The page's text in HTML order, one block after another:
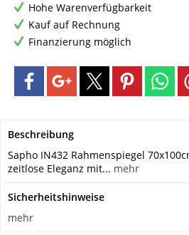
Hohe Warenverfügbarkeit
Kauf auf Rechnung
Finanzierung möglich
Beschreibung
Sapho IN432 Rahmenspiegel
zeitlose Eleganz mit... mehr
Sicherheitshinweise
mehr